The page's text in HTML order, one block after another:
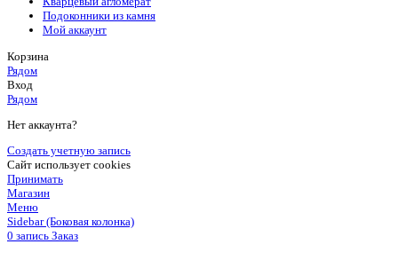
Подоконники из камня
Мой аккаунт
Корзина
Рядом
Вход
Рядом
Нет аккаунта?
Создать учетную запись
Сайт использует cookies
Принимать
Магазин
Меню
Sidebar (Боковая колонка)
0 запись Заказ